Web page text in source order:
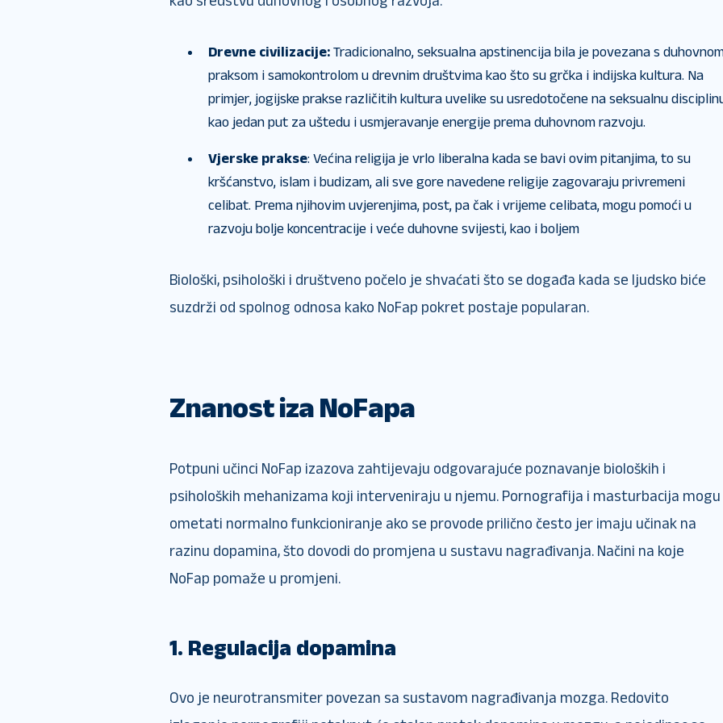
Drevne civilizacije: Tradicionalno, seksualna apstinencija bila je povezana s
praksom i samokontrolom u drevnim društvima kao što su grčka i indijska kultura. Na
primjer, jogijske prakse različitih kultura uvelike su usredotočene na seksualnu
kao jedan put za uštedu i usmjeravanje energije prema duhovnom razvoju.
Vjerske prakse: Većina religija je vrlo liberalna kada se bavi ovim pitanjima, to su
kršćanstvo, islam i budizam, ali sve gore navedene religije zagovaraju privremeni
celibat. Prema njihovim uvjerenjima, post, pa čak i vrijeme celibata, mogu pomoći u
razvoju bolje koncentracije i veće duhovne svijesti, kao i boljem
Biološki, psihološki i društveno počelo je shvaćati što se događa kada se ljudsko biće
suzdrži od spolnog odnosa kako NoFap pokret postaje popularan.
Znanost iza NoFapa
Potpuni učinci NoFap izazova zahtijevaju odgovarajuće poznavanje bioloških i
psiholoških mehanizama koji interveniraju u njemu. Pornografija i masturbacija mogu
ometati normalno funkcioniranje ako se provode prilično često jer imaju učinak na
razinu dopamina, što dovodi do promjena u sustavu nagrađivanja. Načini na koje
NoFap pomaže u promjeni.
1. Regulacija dopamina
Ovo je neurotransmiter povezan sa sustavom nagrađivanja mozga. Redovito